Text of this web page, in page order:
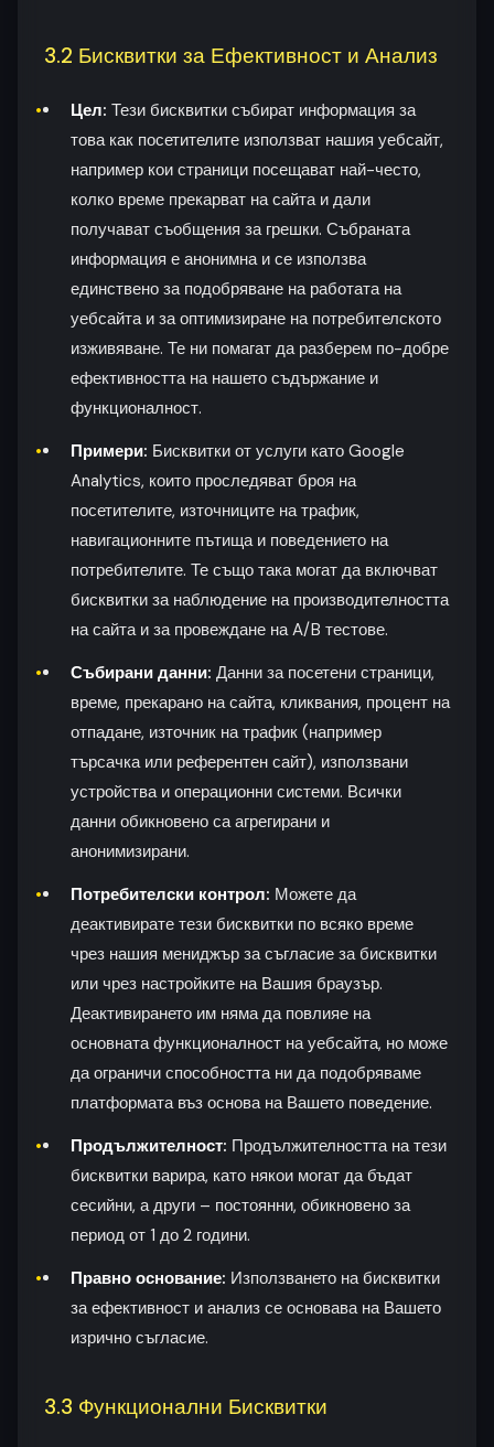
3.2 Бисквитки за Ефективност и Анализ
Цел: Тези бисквитки събират информация за
това как посетителите използват нашия уебсайт,
например кои страници посещават най-често,
колко време прекарват на сайта и дали
получават съобщения за грешки. Събраната
информация е анонимна и се използва
единствено за подобряване на работата на
уебсайта и за оптимизиране на потребителското
изживяване. Те ни помагат да разберем по-добре
ефективността на нашето съдържание и
функционалност.
Примери: Бисквитки от услуги като Google
Analytics, които проследяват броя на
посетителите, източниците на трафик,
навигационните пътища и поведението на
потребителите. Те също така могат да включват
бисквитки за наблюдение на производителността
на сайта и за провеждане на A/B тестове.
Събирани данни: Данни за посетени страници,
време, прекарано на сайта, кликвания, процент на
отпадане, източник на трафик (например
търсачка или референтен сайт), използвани
устройства и операционни системи. Всички
данни обикновено са агрегирани и
анонимизирани.
Потребителски контрол: Можете да
деактивирате тези бисквитки по всяко време
чрез нашия мениджър за съгласие за бисквитки
или чрез настройките на Вашия браузър.
Деактивирането им няма да повлияе на
основната функционалност на уебсайта, но може
да ограничи способността ни да подобряваме
платформата въз основа на Вашето поведение.
Продължителност: Продължителността на тези
бисквитки варира, като някои могат да бъдат
сесийни, а други – постоянни, обикновено за
период от 1 до 2 години.
Правно основание: Използването на бисквитки
за ефективност и анализ се основава на Вашето
изрично съгласие.
3.3 Функционални Бисквитки